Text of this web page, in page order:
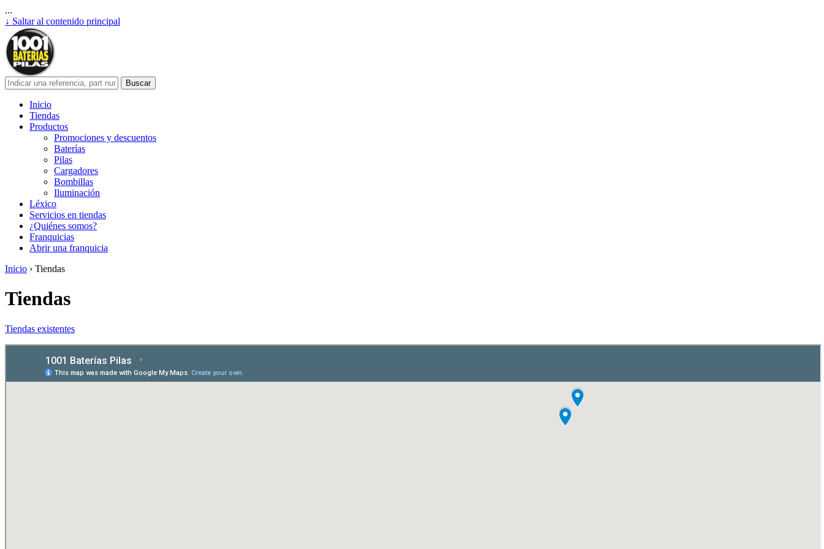
...
↓ Saltar al contenido principal
Inicio
Tiendas
Productos
Promociones y descuentos
Baterías
Pilas
Cargadores
Bombillas
Iluminación
Léxico
Servicios en tiendas
¿Quiénes somos?
Franquicias
Abrir una franquicia
Inicio › Tiendas
Tiendas
Tiendas existentes